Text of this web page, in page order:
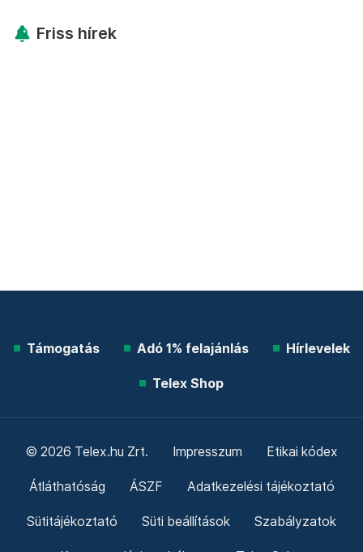
Friss hírek
Támogatás Adó 1% felajánlás Hírlevelek
Telex Shop
© 2026 Telex.hu Zrt. Impresszum Etikai kódex
Átláthatóság ÁSZF Adatkezelési tájékoztató
Sütitájékoztató Süti beállítások Szabályzatok